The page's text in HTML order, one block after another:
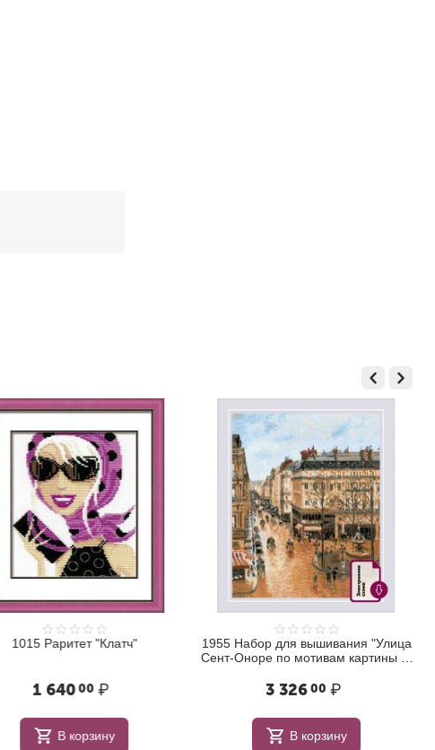
1015 Раритет "Клатч"
1 64000 ₽
В корзину
1955 Набор для вышивания "Улица
Сент-Оноре по мотивам картины К.
3 32600 ₽
В корзину